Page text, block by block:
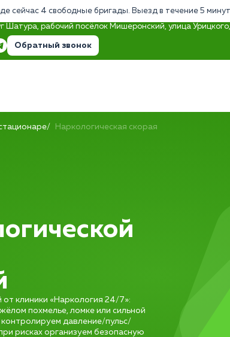
сейчас 4 свободные бригады. Выезд в течение 5 минут
Шатура, рабочий посёлок Мишеронский, улица
Обратный звонок
Наркологическая скорая
клиники «Наркология 24/7»:
похмелье, ломке или сильной
давление/пульс/
рисках организуем безопасную